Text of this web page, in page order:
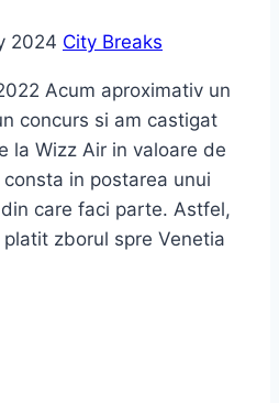
2024 City Breaks
Acum aproximativ un
concurs si am castigat
la Wizz Air in valoare de
in postarea unui
care faci parte. Astfel,
zborul spre Venetia